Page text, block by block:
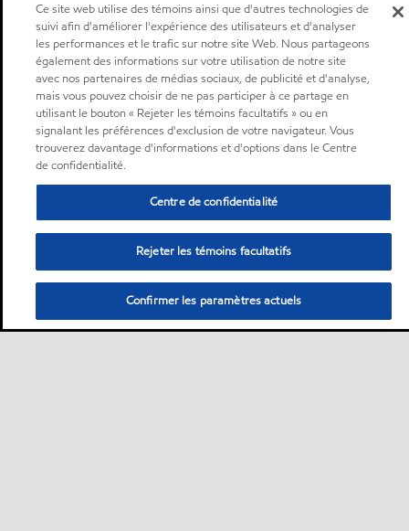
Ce site web utilise des témoins ainsi que d'autres technologies de
suivi afin d'améliorer l'expérience des utilisateurs et d'analyser
les performances et le trafic sur notre site Web. Nous partageons
également des informations sur votre utilisation de notre site
avec nos partenaires de médias sociaux, de publicité et d'analyse,
mais vous pouvez choisir de ne pas participer à ce partage en
utilisant le bouton « Rejeter les témoins facultatifs » ou en
signalant les préférences d'exclusion de votre navigateur. Vous
trouverez davantage d'informations et d'options dans le Centre
de confidentialité.
Centre de confidentialité
Rejeter les témoins facultatifs
Confirmer les paramètres actuels